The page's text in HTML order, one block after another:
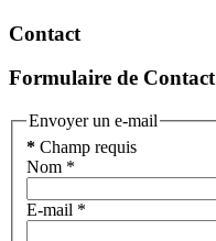
Contact
Formulaire de Contact
Envoyer un e-mail
* Champ requis
Nom *
E-mail *